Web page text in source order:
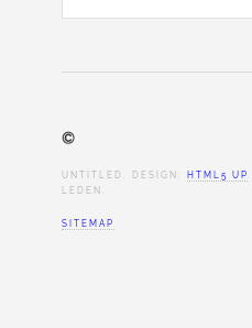
©
UNTITLED. DESIGN: HTML5 UP
LEDEN.
SITEMAP